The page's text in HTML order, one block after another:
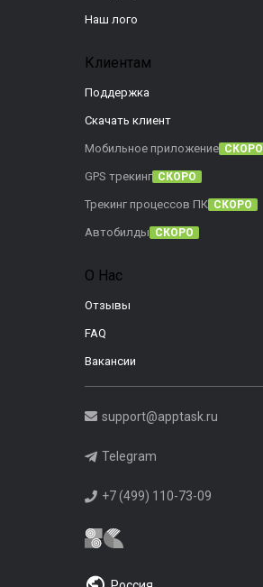
Наш лого
Клиентам
Поддержка
Скачать клиент
Мобильное приложение СКОРО
GPS трекинг СКОРО
Трекинг процессов ПК СКОРО
Автобилды СКОРО
О Нас
Отзывы
FAQ
Вакансии
support@apptask.ru
Telegram
+7 (499) 110-73-09